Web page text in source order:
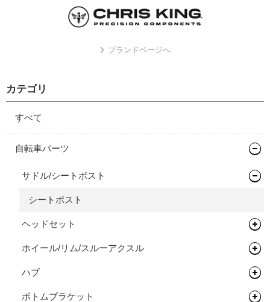
ブランドページへ
カテゴリ
すべて
自転車パーツ
サドル/シートポスト
シートポスト
ヘッドセット
ヘッドセット
関連パーツ
ホイール/リム/スルーアクスル
完組ホイール
スルーアクスル
ハブ
フロントハブ
ボトムブラケット